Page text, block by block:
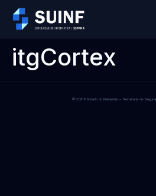
itgCortex
© 2026 Estado do Maranhão – Secretaria de